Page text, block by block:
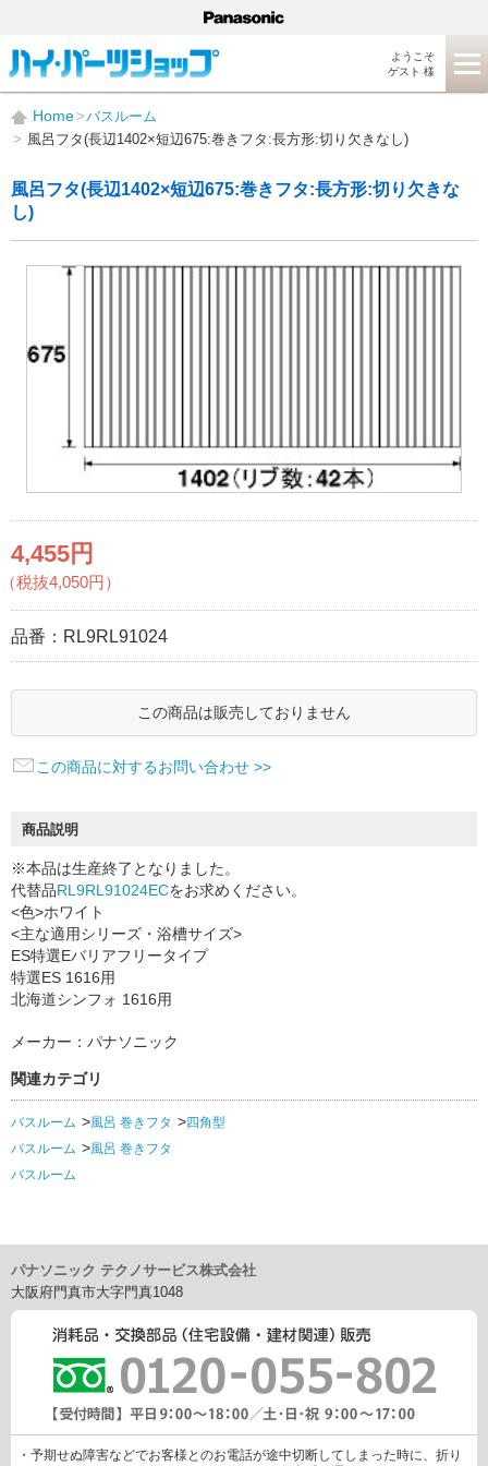
ようこそ
ゲスト 様
Home
バスルーム
風呂フタ(長辺1402×短辺675:巻きフタ:長方形:切り欠きなし)
風呂フタ(長辺1402×短辺675:巻きフタ:長方形:切り欠きな
し)
4,455円
（税抜4,050円）
品番： RL9RL91024
この商品は販売しておりません
この商品に対するお問い合わせ >>
商品説明
※本品は生産終了となりました。
代替品RL9RL91024ECをお求めください。
<色>ホワイト
<主な適用シリーズ・浴槽サイズ>
ES特選Eバリアフリータイプ
特選ES 1616用
北海道シンフォ 1616用
メーカー：パナソニック
関連カテゴリ
バスルーム 風呂 巻きフタ
四角型
バスルーム
風呂 巻きフタ
バスルーム
パナソニック テクノサービス株式会社
大阪府門真市大字門真1048
・予期せぬ障害などでお客様とのお電話が途中切断してしまった時に、折り